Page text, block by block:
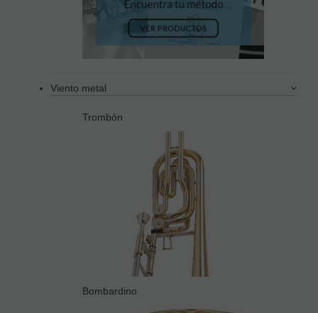
Viento metal
Trombón
Bombardino